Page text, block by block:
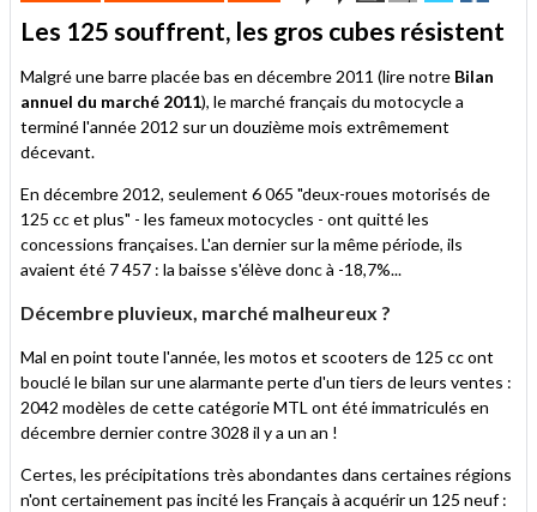
article
à
ami
TwitterFacebook
Les 125 souffrent, les gros cubes résistent
Malgré une barre placée bas en décembre 2011 (lire notre Bilan
annuel du marché 2011), le marché français du motocycle a
terminé l'année 2012 sur un douzième mois extrêmement
décevant.
En décembre 2012, seulement 6 065 "deux-roues motorisés de
125 cc et plus" - les fameux motocycles - ont quitté les
concessions françaises. L'an dernier sur la même période, ils
avaient été 7 457 : la baisse s'élève donc à -18,7%...
Décembre pluvieux, marché malheureux ?
Mal en point toute l'année, les motos et scooters de 125 cc ont
bouclé le bilan sur une alarmante perte d'un tiers de leurs ventes :
2042 modèles de cette catégorie MTL ont été immatriculés en
décembre dernier contre 3028 il y a un an !
Certes, les précipitations très abondantes dans certaines régions
n'ont certainement pas incité les Français à acquérir un 125 neuf :